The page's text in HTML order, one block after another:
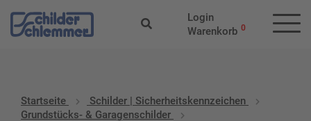
Login
Warenkorb 0
Startseite
Schilder | Sicherheitskennzeichen
Grundstücks- & Garagenschilder